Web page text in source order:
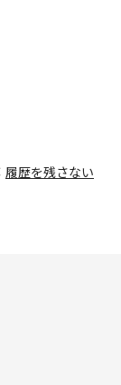
履歴を残さない